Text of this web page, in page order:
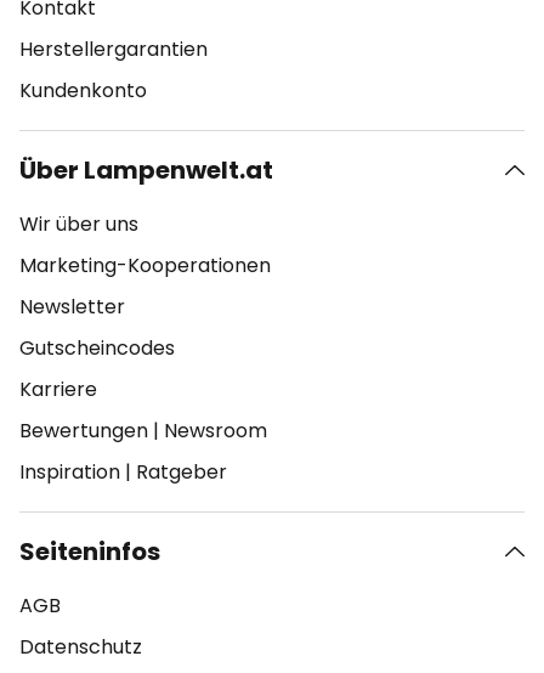
Kontakt
Herstellergarantien
Kundenkonto
Über Lampenwelt.at
Wir über uns
Marketing-Kooperationen
Newsletter
Gutscheincodes
Karriere
Bewertungen | Newsroom
Inspiration | Ratgeber
Seiteninfos
AGB
Datenschutz